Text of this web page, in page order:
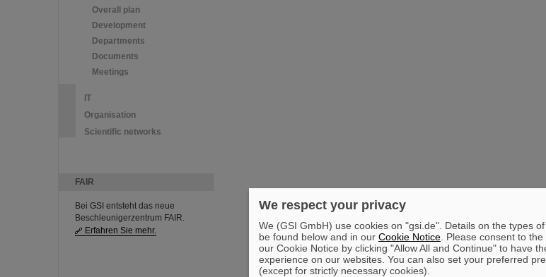
Overall plan
Development
Departments
Documents
Meetings
IT
Organisation
Scientific networks
FAIR
Bei GSI entsteht das neue
Beschleunigerzentrum FAIR.
Erfahren Sie mehr.
We respect your privacy
We (GSI GmbH) use cookies on "gsi.de". Details on the types
be found below and in our Cookie Notice . Please consent to
our Cookie Notice by clicking "Allow All and Continue" to have
experience on our websites. You can also set your preferred
(except for strictly necessary cookies).